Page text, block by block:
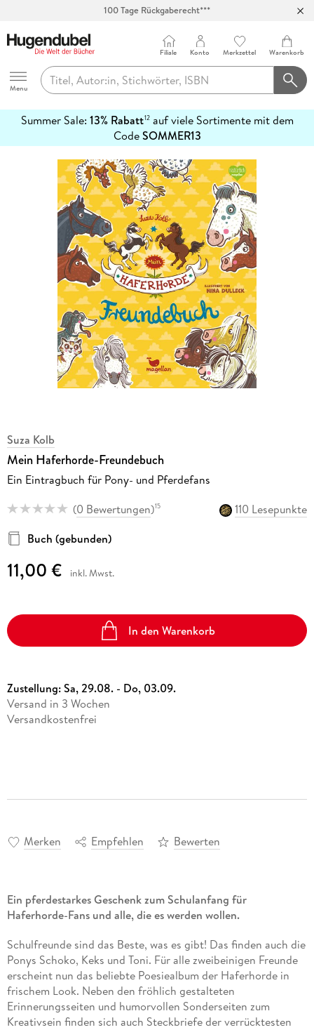
100 Tage Rückgaberecht***
Hugendubel
Menu
Filiale Konto Merkzettel Warenkorb
Summer Sale: 13% Rabatt12auf viele Sortimente mit dem
CodeSOMMER13
erfahren
Suza Kolb
Mein Haferhorde-Freundebuch
Ein Eintragbuch für Pony- und Pferdefans
(0 Bewertungen)15
110 Lesepunkte
Buch (gebunden)
11,00 € inkl. Mwst.
In den Warenkorb
Zustellung:Sa, 29.08. - Do, 03.09.
Versand in 3 Wochen
Versandkostenfrei
Merken Empfehlen Bewerten
Ein pferdestarkes Geschenk zum Schulanfang für
Haferhorde-Fans und alle, die es werden wollen.
Schulfreunde sind das Beste, was es gibt! Das finden auch die
Ponys Schoko, Keks und Toni. Für alle zweibeinigen Freunde
erscheint nun das beliebte Poesiealbum der Haferhorde in
frischem Look. Neben den fröhlich gestalteten
Erinnerungsseiten und humorvollen Sonderseiten zum
Kreativsein finden sich auch Steckbriefe der verrücktesten